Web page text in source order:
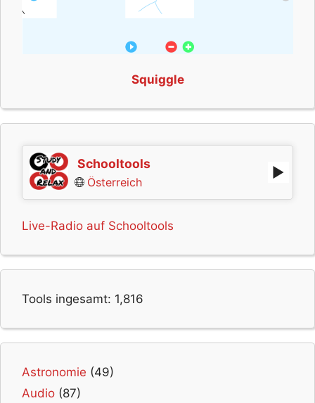
Squiggle
Schooltools
Österreich
Live-Radio auf Schooltools
Tools ingesamt: 1,816
Astronomie (49)
Audio (87)